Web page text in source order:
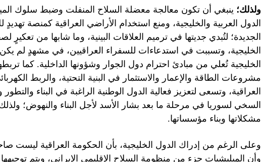
ولذلك؛ ينبغي أن تكون معالجة معضلة السلاح المنفلت وضبط سلوك
الدول العربية والخليجية، ومنع استخدام الأراضي العراقية كمنصة
الجديدة؛ لتُبدي جديتها في ترميم العلاقات البينية، وما شابها من
الخليجية، وتسببت في استدعاءات للسفراء العراقيين، في مشهدٍ لم يكن
الخليجية تُعلي من مبادئ احترام دول الجوار وشؤونها الداخلية. كما
مشروعات الطاقة والإعمار والاستثمار في البنية التحتية، والربط
العراقية، وتسعى لتعزيز فعالية الدول الوطنية الراغبة في البناء
السخي لسوريا في مرحلة ما بعد بشار الأسد لأجل البناء والنهوض؛
مشكلاتها وبناء مؤسساتها.
وعلى الرغم من إدراك الدول الخليجية، بأن الحكومة العراقية ليست
وأن الميليشيات جزء من منظومة السلاح الإقليمي الإيراني، ويتم